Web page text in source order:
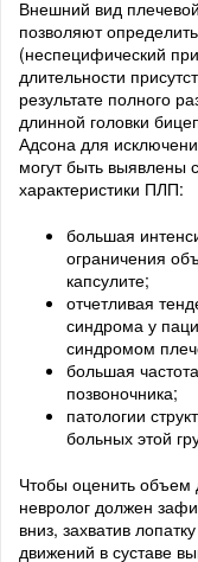
Внешний вид
позволяют
(неспецифический
длительности
результате полного
длинной головки
Адсона для
могут быть выявлены
характеристики ПЛП:
большая
ограничения
капсулите;
отчетливая
синдрома у
синдромом
большая
позвоночника;
патологии
больных этой
Чтобы оценить объем
невролог должен
вниз, захватив
движений в суставе